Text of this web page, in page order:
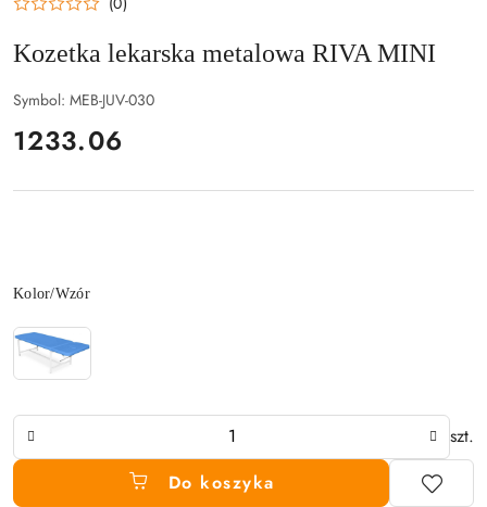
Kozetka lekarska metalowa RIVA MINI
Symbol: MEB-JUV-030
cena:
1233.06
Wariant
Kolor/Wzór
szt.
Do koszyka